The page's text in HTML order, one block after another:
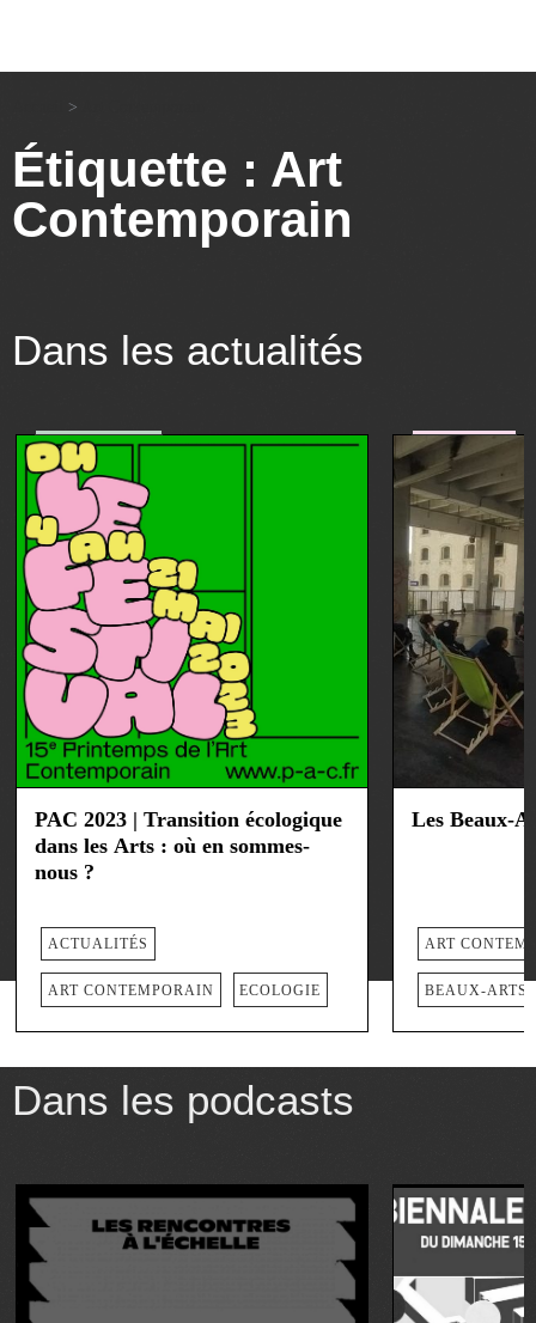
>
Étiquette : Art
Contemporain
Dans les actualités
PAC 2023 | Transition écologique
dans les Arts : où en sommes-
nous ?
ACTUALITÉS
ART CONTEMPORAIN ECOLOGIE
Les Beaux-
ART
BEAUX-ARTS
Dans les podcasts